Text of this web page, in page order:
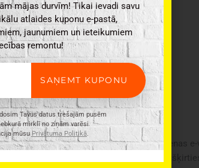
visas produkta īpašības. Produktu cenas e-
mājas durvīm! Tikai ievadi savu
atlaides kuponu e-pastā,
jaunumiem un ieteikumiem
remontu!
SAŅEMT KUPONU
Tavus datus trešajām pusēm
mirklī no ziņām varēsi
mūsuPrivātuma Politikā